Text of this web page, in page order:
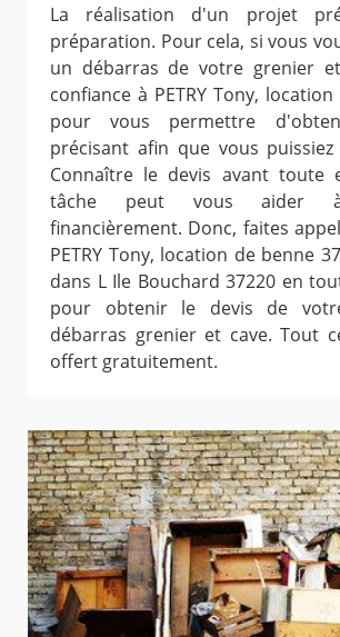
La réalisation d'un projet
préparation. Pour cela, si vous
un débarras de votre grenier
confiance à PETRY Tony,
pour vous permettre
précisant afin que vous
Connaître le devis avant toute
tâche peut vous aider
financièrement. Donc, faites
PETRY Tony, location de benne
dans L Ile Bouchard 37220 en
pour obtenir le devis de
débarras grenier et cave. Tout
offert gratuitement.